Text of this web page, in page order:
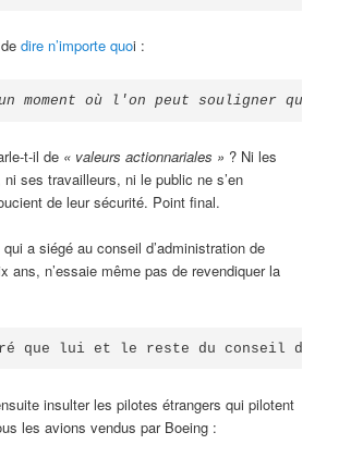
dedire n’importe quoi :
moment où l'on peut souligner
t-il de « valeurs actionnariales » ? Ni les
ses travailleurs, ni le public ne s’en
de leur sécurité. Point final.
a siégé au conseil d’administration de
ans, n’essaie même pas de revendiquer la
que lui et le reste du conseil
insulter les pilotes étrangers qui pilotent
les avions vendus par Boeing :